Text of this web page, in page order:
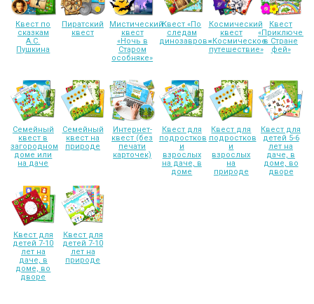
Квест по
сказкам
А.С.
Пушкина
Пиратский
квест
Мистический
квест
«Ночь в
Старом
особняке»
Квест «По
следам
динозавров»
Космический
квест
«Космическое
путешествие»
Квест
в Стране
фей»
Семейный
квест в
загородном
доме или
на даче
Семейный
квест на
природе
Интернет-
квест (без
печати
карточек)
Квест для
подростков
и
взрослых
на даче, в
доме
Квест для
подростков
и
взрослых
на
природе
Квест для
детей 5-6
лет на
даче, в
доме, во
дворе
Квест для
детей 7-10
лет на
даче, в
доме, во
дворе
Квест для
детей 7-10
лет на
природе